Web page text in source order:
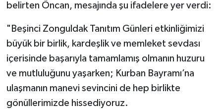
belirten Öncan, mesajında şu ifadelere yer verdi:
"Beşinci Zonguldak Tanıtım Günleri etkinliğimizi
büyük bir birlik, kardeşlik ve memleket sevdası
içerisinde başarıyla tamamlamış olmanın huzuru
ve mutluluğunu yaşarken; Kurban Bayramı’na
ulaşmanın manevi sevincini de hep birlikte
gönüllerimizde hissediyoruz.
Ulusal
Yaşam